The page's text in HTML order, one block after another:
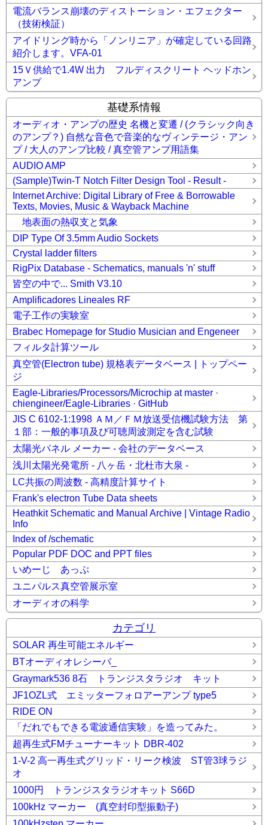
電流バランス崩壊のディストーション・エフェクター
（技術検証）
アイドリング時から「ノンリニア」が確定している回路
紹介します。VFA-01
15Ｖ供給で1.4W 出力 フルディスクリート ヘッドホン
アンプ
基礎系情報
オーディオ・アンプの歴史 名機と変遷 / (クラシック向き
のアンプ？) 自然な音色で音楽的なヴィンテージ・アン
プ / 大人のアンプ比較 / 真空管アンプ用語集
AUDIO AMP
(Sample)Twin-T Notch Filter Design Tool - Result -
Internet Archive: Digital Library of Free & Borrowable
Texts, Movies, Music & Wayback Machine
地表面の熱収支と気象
DIP Type Of 3.5mm Audio Sockets
Crystal ladder filters
RigPix Database - Schematics, manuals 'n' stuff
皆空の中で... Smith V3.10
Amplificadores Lineales RF
電子工作の実験室
Brabec Homepage for Studio Musician and Engeneer
フィルタ計算ツール
真空管(Electron tube) 規格表データベース | トップペー
ジ
Eagle-Libraries/Processors/Microchip at master ·
chiengineer/Eagle-Libraries · GitHub
JIS C 6102-1:1998 ＡＭ／ＦＭ放送受信機試験方法 第
１部：一般的事項及び可聴周波測定を含む試験
太陽光パネル メーカー - 会社のデータベース
浅川太陽光発電所 - 八ヶ岳・北杜市大泉 -
LC共振の周波数 - 高精度計算サイト
Frank's electron Tube Data sheets
Heathkit Schematic and Manual Archive | Vintage Radio
Info
Index of /schematic
Popular PDF DOC and PPT files
いめーじ あっぷ
ユニパルス真空管展示室
オーディオの科学
カテゴリ
SOLAR 再生可能エネルギー
BTオーディオレシーバ_
Graymark536 8石 トランジスタラジオ キット
JF1OZL式 エミッターフォロアーアンプ type5
RIDE ON
「だれでもできる電波通信実験」を造ってみた。
超再生式FMチューナーキット DBR-402
1-V-2 高一再生式グリッド・リーク検波 ST管3球ラジ
オ
1000円 トランジスタラジオキット S66D
100kHz マーカー (真空封印型振動子)